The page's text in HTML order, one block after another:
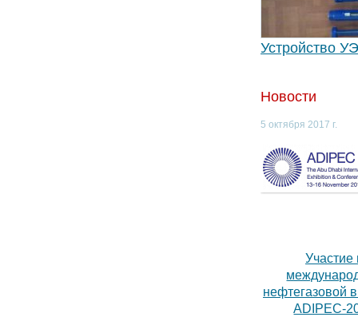
Устройство
Новости
5 октября 2017 г.
Участие
нефтегазовой
ADIPEC-